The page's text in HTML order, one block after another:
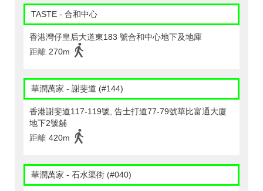
TASTE - 合和中心
香港灣仔皇后大道東183 號合和中心地下及地庫
距離 270m
華潤萬家 - 謝斐道 (#144)
香港謝斐道117-119號, 告士打道77-79號華比富通大廈
地下2號舖
距離 420m
華潤萬家 - 石水渠街 (#040)